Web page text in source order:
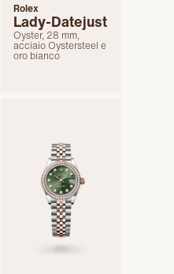
Rolex
Lady-Datejust
Oyster, 28 mm,
acciaio Oystersteel e
oro bianco